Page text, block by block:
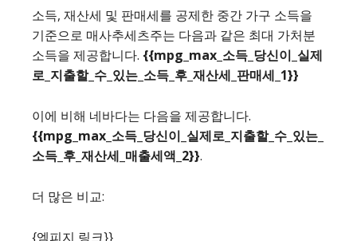
소득, 재산세 및 판매세를 공제한 중간 가구 소득을
기준으로 매사추세츠주는 다음과 같은 최대 가처분
소득을 제공합니다. {{mpg_max_소득_당신이_실제
로_지출할_수_있는_소득_후_재산세_판매세_1}}
이에 비해 네바다는 다음을 제공합니다.
{{mpg_max_소득_당신이_실제로_지출할_수_있는_
소득_후_재산세_매출세액_2}}.
더 많은 비교:
{엠피지 링크}}